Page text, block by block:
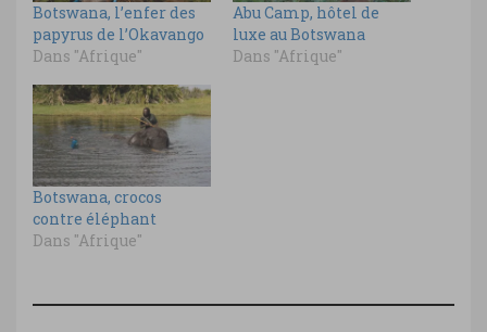
Botswana, l’enfer des
papyrus de l’Okavango
Dans "Afrique"
Abu Camp, hôtel de
luxe au Botswana
Dans "Afrique"
Botswana, crocos
contre éléphant
Dans "Afrique"